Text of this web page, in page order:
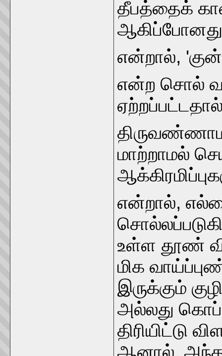
தீபத்தைக்
என்றால்,
என்ற சொல்
மாற்றாமல்
என்றால்,
உள்ள தூண்
மிக
இருக்கும்
அல்லது
திரியிட்டு
ஆனால்,